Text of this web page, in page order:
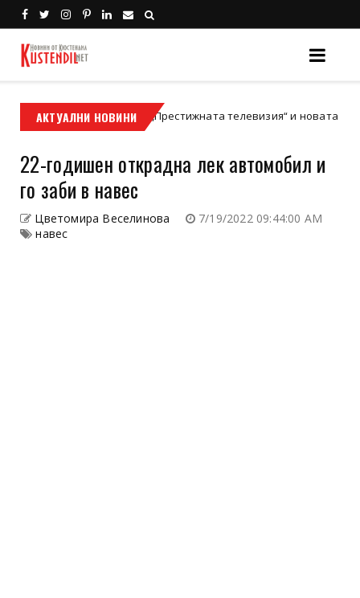
АКТУАЛНИ НОВИНИ
Залезът на „Престижната телевизия“ и новата златна ера
22-годишен открадна лек автомобил и
го заби в навес
Цветомира Веселинова
7/19/2022 09:44:00 AM
навес